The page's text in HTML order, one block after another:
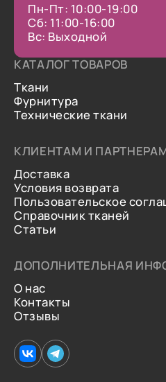
Пн-Пт: 10:00-19:00
Сб: 11:00-16:00
Вс: Выходной
КАТАЛОГ ТОВАРОВ
Ткани
Фурнитура
Технические ткани
КЛИЕНТАМ И
Доставка
Условия возврата
Пользовательское
Справочник тканей
Статьи
ДОПОЛНИТЕЛЬНАЯ
О нас
Контакты
Отзывы